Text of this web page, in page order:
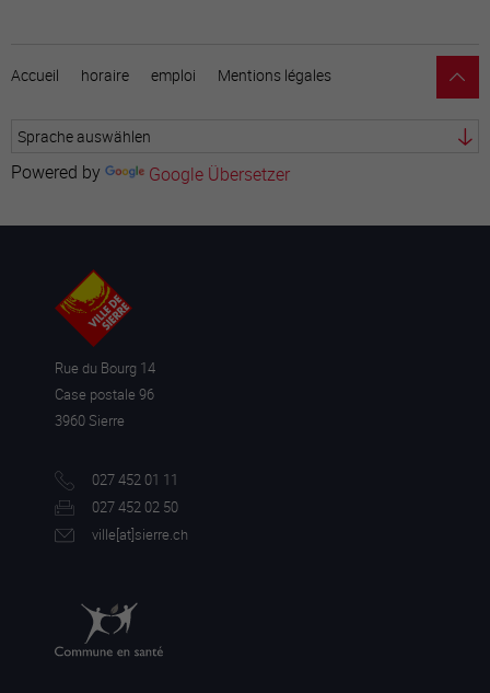
Accueil horaire emploi Mentions légales
Powered by Google Übersetzer
Rue du Bourg 14
Case postale 96
3960 Sierre
027 452 01 11
027 452 02 50
ville[at]sierre.ch